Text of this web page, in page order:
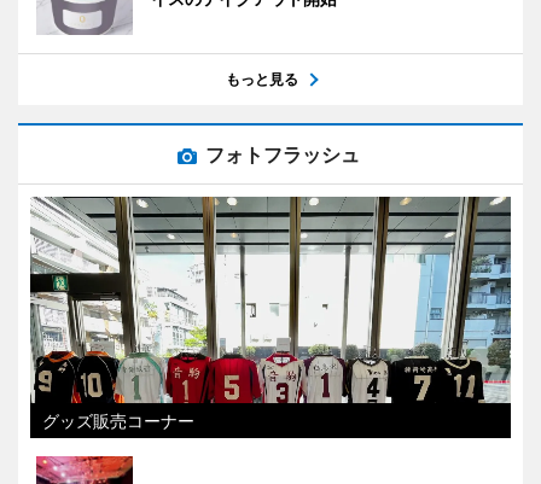
もっと見る
フォトフラッシュ
グッズ販売コーナー